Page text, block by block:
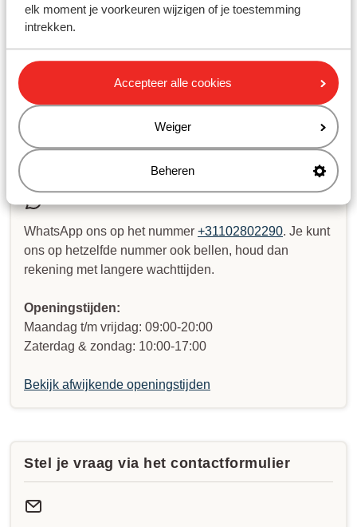
elk moment je voorkeuren wijzigen of je toestemming
intrekken.
Accepteer alle cookies
Weiger
Beheren
Ryanair - hoeveel bagage mag ik meenemen?
Heb jij jouw antwoord niet
gevonden?
Whatsapp ons!
WhatsApp ons op het nummer +31102802290. Je kunt
ons op hetzelfde nummer ook bellen, houd dan
rekening met langere wachttijden.
Openingstijden:
Maandag t/m vrijdag: 09:00-20:00
Zaterdag & zondag: 10:00-17:00
Bekijk afwijkende openingstijden
Stel je vraag via het contactformulier